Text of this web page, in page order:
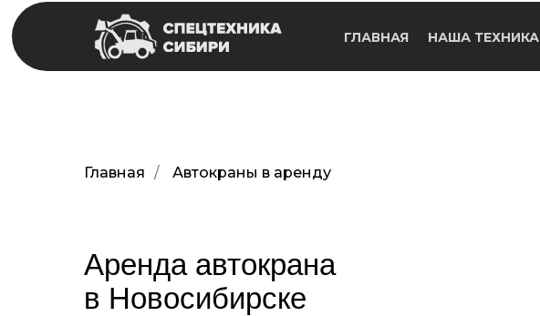
НАША ТЕХНИКА
ГЛАВНАЯ
Главная / Автокраны в аренду
Аренда автокрана
в Новосибирске